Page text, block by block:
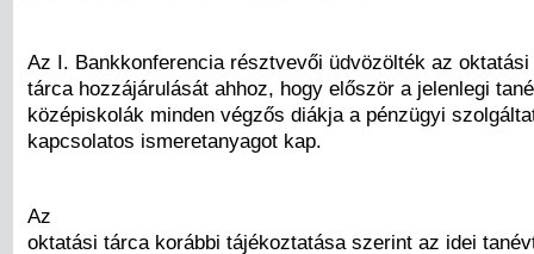
Az I. Bankkonferencia résztvevői üdvözölték az oktatási
tárca hozzájárulását ahhoz, hogy először a jelenlegi
középiskolák minden végzős diákja a pénzügyi
kapcsolatos ismeretanyagot kap.
Az
oktatási tárca korábbi tájékoztatása szerint az idei